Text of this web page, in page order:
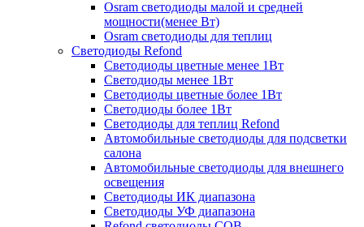
Osram светодиоды малой и средней
мощности(менее Вт)
Osram светодиоды для теплиц
Светодиоды Refond
Светодиоды цветные менее 1Вт
Светодиоды менее 1Вт
Светодиоды цветные более 1Вт
Светодиоды более 1Вт
Светодиоды для теплиц Refond
Автомобильные светодиоды для подсветки
салона
Автомобильные светодиоды для внешнего
освещения
Светодиоды ИК диапазона
Светодиоды УФ диапазона